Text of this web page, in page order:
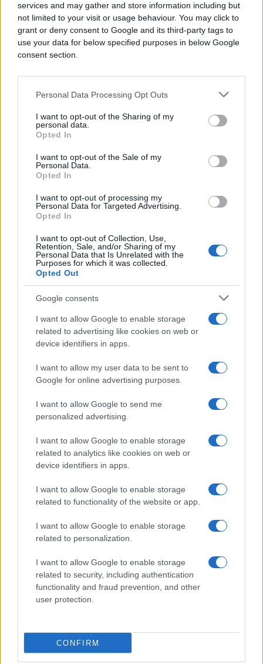
services and may gather and store information including but
not limited to your visit or usage behaviour. You may click to
grant or deny consent to Google and its third-party tags to
use your data for below specified purposes in below Google
consent section.
Personal Data Processing Opt Outs
I want to opt-out of the Sharing of my
personal data.
Opted In
I want to opt-out of the Sale of my
Personal Data.
Opted In
I want to opt-out of processing my
Personal Data for Targeted Advertising.
Opted In
I want to opt-out of Collection, Use,
Retention, Sale, and/or Sharing of my
Personal Data that Is Unrelated with the
Purposes for which it was collected.
Opted Out
Google consents
I want to allow Google to enable storage
related to advertising like cookies on web or
device identifiers in apps.
I want to allow my user data to be sent to
Google for online advertising purposes.
I want to allow Google to send me
personalized advertising.
I want to allow Google to enable storage
related to analytics like cookies on web or
device identifiers in apps.
I want to allow Google to enable storage
related to functionality of the website or app.
I want to allow Google to enable storage
related to personalization.
I want to allow Google to enable storage
related to security, including authentication
functionality and fraud prevention, and other
user protection.
CONFIRM
Vraća vam se samopouzdanje koje je u jednom
periodu bilo poljuljano. Nemojte se više izvinjavati
zbog svojih uspjeha – vrijeme je da zauzmete
mjesto koje ste odavno zaslužili.
Zašto baš sada?
Bik, Rak i Lav imaju jednu zajedničku osobinu –
ni kada je bilo najteže. Upravo zato ovaj period
mnogima od njih može donijeti osjećaj da se trud
Ako se prilika pojavi, nemojte je propustiti zbog
jedan hrabar korak kako bi se otvorilo novo životno
poglavlje.
Napomena: Horoskop i astrološka tumačenja
služe isključivo u zabavne svrhe i ne predstavljaju
naučno utemeljena predviđanja niti ih treba
shvatati kao pouzdan osnov za donošenje važnih
životnih ili finansijskih odluka.
#finansijski horoskop